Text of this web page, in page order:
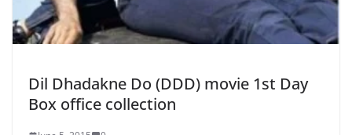
Dil Dhadakne Do (DDD) movie 1st Day
Box office collection